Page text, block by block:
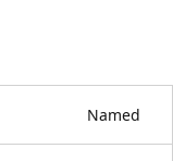
Named